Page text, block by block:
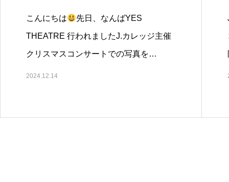
こんにちは 先日、なんばYES
THEATRE 行われましたJ.カレッジ主催
クリスマスコンサートでの写真を…
2024.12.14